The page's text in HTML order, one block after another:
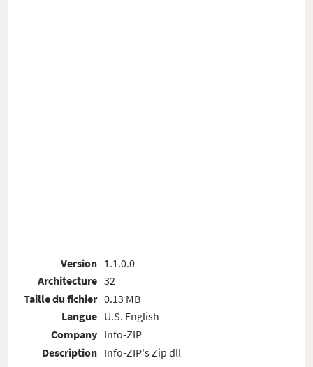
Version
Architecture
Taille du fichier
Langue
Company
Description
1.1.0.0
32
0.13 MB
U.S. English
Info-ZIP
Info-ZIP's Zip dll